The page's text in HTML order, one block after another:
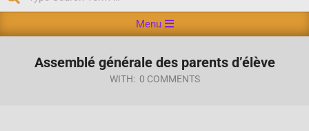
Menu
Assemblé générale des parents d’élève
WITH: 0 COMMENTS